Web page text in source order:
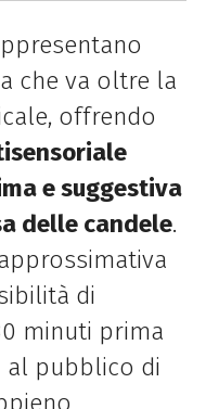
che va oltre la
offrendo
e suggestiva
delle candele.
di
minuti prima
al pubblico di